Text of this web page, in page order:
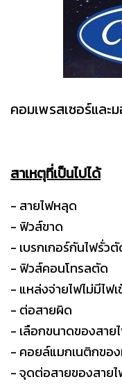
คอมเพรสเซอร์และ
สาเหตุที่เป็นไปได้
- สายไฟหลุด
- ฟิวส์ขาด
- เบรกเกอร์กันไฟรั่ว
- ฟิวส์คอนโทรลตัด
- แหล่งจ่ายไฟไม่มีไฟเ
- ต่อสายผิด
- เลือกขนาดของสาย
- คอยล์แมกเนติกขอ
- จุดต่อสายของสาย